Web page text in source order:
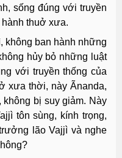
sống đúng với truyền
thuở xưa.
không ban hành những
hủy bỏ những luật
với truyền thống của
xưa thời, này Ãnanda,
bị suy giảm. Này
tôn sùng, kính trọng,
lão Vajjì và nghe